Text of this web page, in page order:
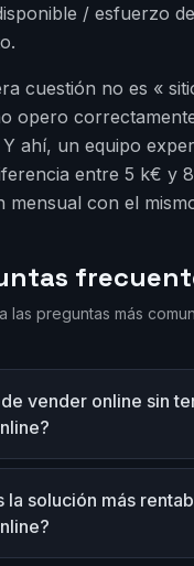
/ esfuerzo de
cuestión no es «
opero
ahí, un equipo
entre 5 k€ y
mensual con el
las preguntas más
vender online sin
la solución más